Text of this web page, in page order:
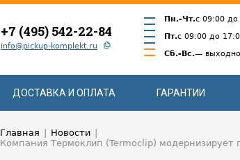
+7 (495) 542-22-84
info@pickup-komplekt.ru
Пн.-Чт.с 09:00 до
Пт.с 09:00 до
Сб.-Вс.—
ДОСТАВКА И ОПЛАТА ГАРАНТИИ
Главная Новости
Компания Термоклип (Termoclip)